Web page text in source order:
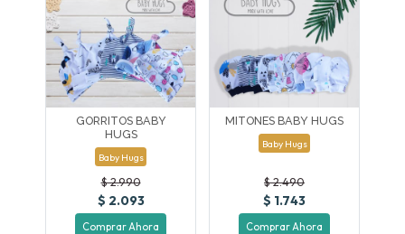
GORRITOS BABY
HUGS
Baby Hugs
$ 2.990
$ 2.093
Comprar Ahora
MITONES BABY HUGS
Baby Hugs
$ 2.490
$ 1.743
Comprar Ahora